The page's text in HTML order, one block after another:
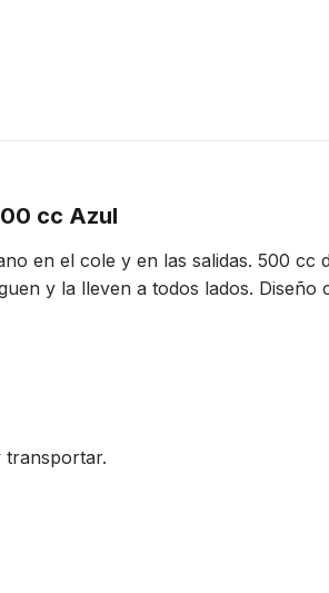
cc Azul
en el cole y en las salidas. 500
y la lleven a todos lados. Diseño
transportar.